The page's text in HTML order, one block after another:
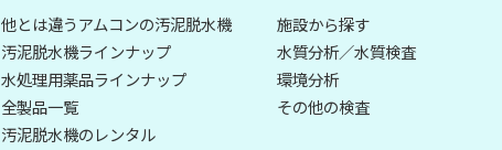
他とは違うアムコンの汚泥脱水機
汚泥脱水機ラインナップ
水処理用薬品ラインナップ
全製品一覧
汚泥脱水機のレンタル
施設から探す
水質分析／水質検査
環境分析
その他の検査